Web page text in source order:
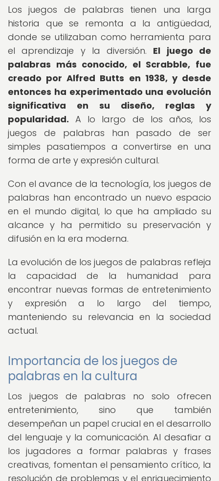
Los juegos de palabras tienen una larga
historia que se remonta a la antigüedad,
donde se utilizaban como herramienta para
el aprendizaje y la diversión. El juego de
palabras más conocido, el Scrabble, fue
creado por Alfred Butts en 1938, y desde
entonces ha experimentado una evolución
significativa en su diseño, reglas y
popularidad. A lo largo de los años, los
juegos de palabras han pasado de ser
simples pasatiempos a convertirse en una
forma de arte y expresión cultural.
Con el avance de la tecnología, los juegos de
palabras han encontrado un nuevo espacio
en el mundo digital, lo que ha ampliado su
alcance y ha permitido su preservación y
difusión en la era moderna.
La evolución de los juegos de palabras refleja
la capacidad de la humanidad para
encontrar nuevas formas de entretenimiento
y expresión a lo largo del tiempo,
manteniendo su relevancia en la sociedad
actual.
Importancia de los juegos de
palabras en la cultura
Los juegos de palabras no solo ofrecen
entretenimiento, sino que también
desempeñan un papel crucial en el desarrollo
del lenguaje y la comunicación. Al desafiar a
los jugadores a formar palabras y frases
creativas, fomentan el pensamiento crítico, la
resolución de problemas y el enriquecimiento